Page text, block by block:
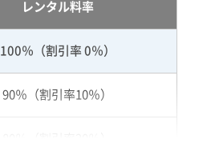
レンタル料率
100％（割引率 0％）
90％（割引率10％）